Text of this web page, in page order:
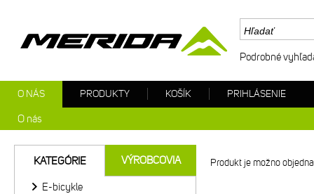
Produkt je možno
KATEGÓRIE VÝROBCOVIA
E-bicykle
Podrobné
O NÁS
O nás
PRODUKTY KOŠÍK PRIHLÁSENIE